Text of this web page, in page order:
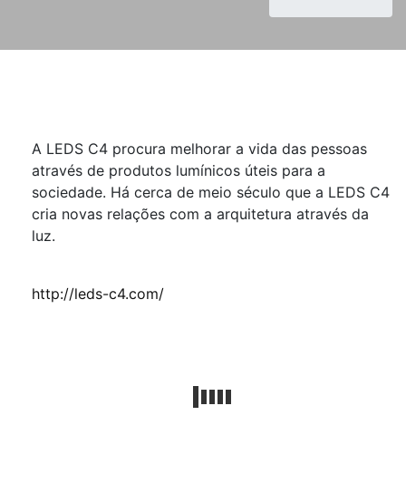
A LEDS C4 procura melhorar a vida das pessoas
através de produtos lumínicos úteis para a
sociedade. Há cerca de meio século que a LEDS C4
cria novas relações com a arquitetura através da
luz.
http://leds-c4.com/